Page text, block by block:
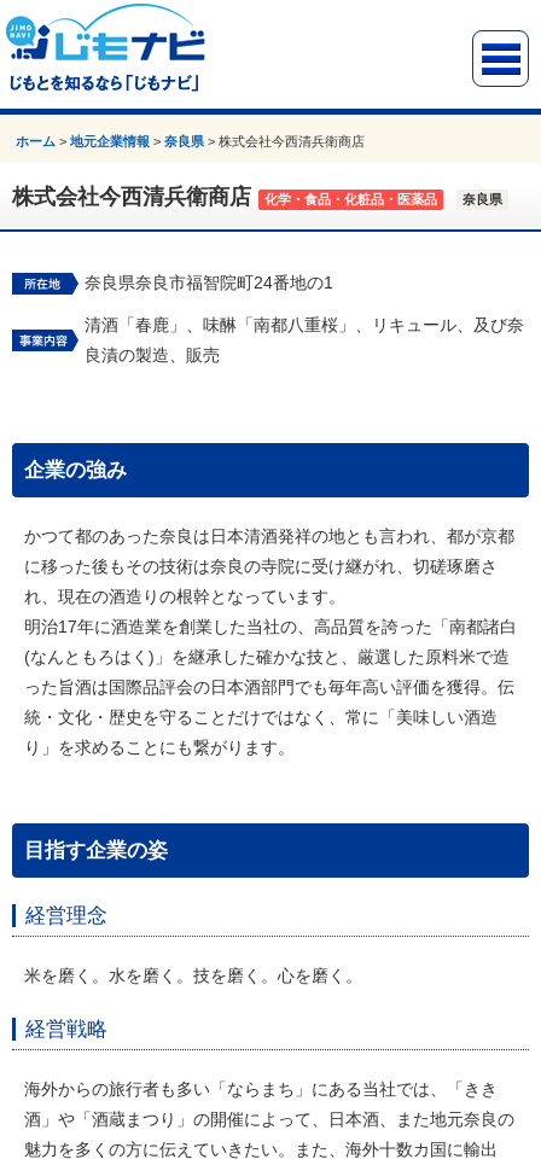
ホーム >地元企業情報 >奈良県 >株式会社今西清兵衛商店
株式会社今西清兵衛商店 化学・食品・化粧品・医薬品 奈良県
奈良県奈良市福智院町24番地の1
清酒「春鹿」、味醂「南都八重桜」、リキュール、及び奈
良漬の製造、販売
企業の強み
かつて都のあった奈良は日本清酒発祥の地とも言われ、都が京都
に移った後もその技術は奈良の寺院に受け継がれ、切磋琢磨さ
れ、現在の酒造りの根幹となっています。
明治17年に酒造業を創業した当社の、高品質を誇った「南都諸白
(なんともろはく)」を継承した確かな技と、厳選した原料米で造
った旨酒は国際品評会の日本酒部門でも毎年高い評価を獲得。伝
統・文化・歴史を守ることだけではなく、常に「美味しい酒造
り」を求めることにも繋がります。
目指す企業の姿
経営理念
米を磨く。水を磨く。技を磨く。心を磨く。
経営戦略
海外からの旅行者も多い「ならまち」にある当社では、「きき
酒」や「酒蔵まつり」の開催によって、日本酒、また地元奈良の
魅力を多くの方に伝えていきたい。また、海外十数カ国に輸出